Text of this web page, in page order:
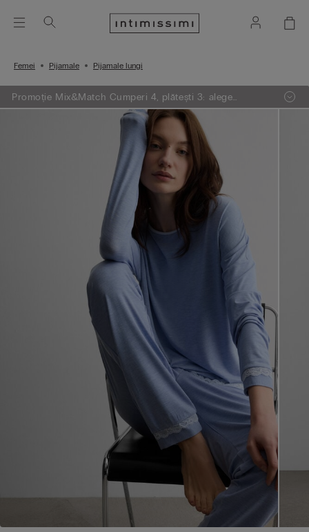
Femei Pijamale Pijamale lungi
Promoție Mix&Match Cumperi 4, plătești 3: alege
articolele preferate din tricotaje, pijamale și furouri,
adaugă 4 în coșul de cumpărături și plătești doar 3.